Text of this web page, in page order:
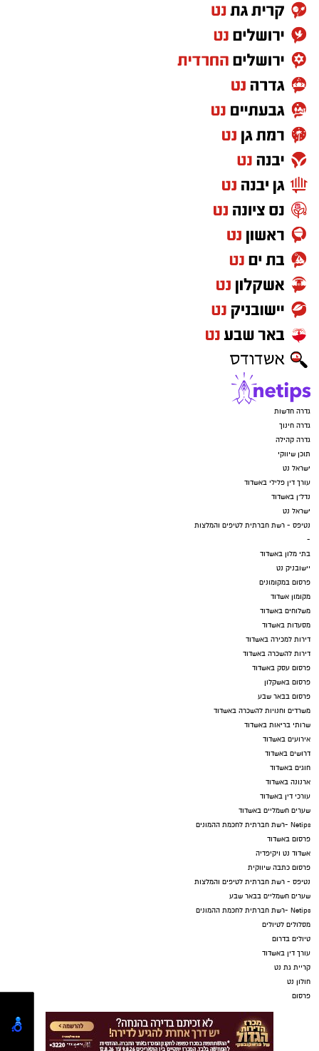
גדרה חדשות
גדרה חינוך
גדרה קהילה
תוכן שיווקי
ישראל נט
עורך דין פלילי באשדוד
נדל"ן באשדוד
ישראל נט
נטיפס - רשת חברתית לטיפים והמלצות
-
בתי מלון באשדוד
יישובניק נט
פרסום במקומונים
מקומון אשדוד
משלוחים באשדוד
מסעדות באשדוד
דירות למכירה באשדוד
דירות להשכרה באשדוד
פרסום עסק באשדוד
פרסום באשקלון
פרסום בבאר שבע
משרדים וחנויות להשכרה באשדוד
שרותי בריאות באשדוד
אירועים באשדוד
דרושים באשדוד
חוגים באשדוד
ארנונה באשדוד
עורכי דין באשדוד
שערים חשמליים באשדוד
Netips -רשת חברתית לחכמת ההמונים
פרסום באשדוד
אשדוד נט ויקיפדיה
פרסום כתבה שיווקית
נטיפס - רשת חברתית לטיפים והמלצות
שערים חשמליים בבאר שבע
Netips -רשת חברתית לחכמת ההמונים
מסלולים לטיולים
טיולים בדרום
עורך דין באשדוד
קריית גת נט
חולון נט
פרסום